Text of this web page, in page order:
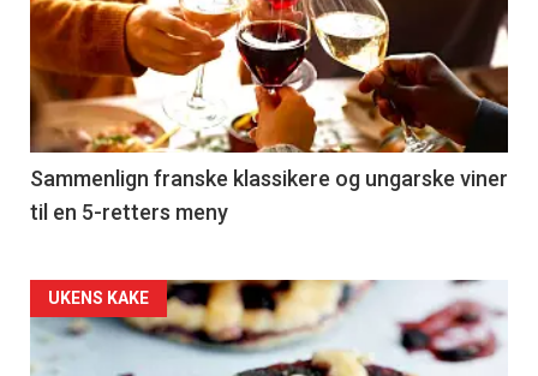
akkurat
nå
-
5
Sammenlign franske klassikere og ungarske viner
til en 5-retters meny
Forsiden
akkurat
UKENS KAKE